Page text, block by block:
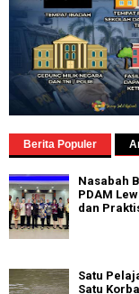
Berita Populer
Nasabah
PDAM
dan
Satu
Satu